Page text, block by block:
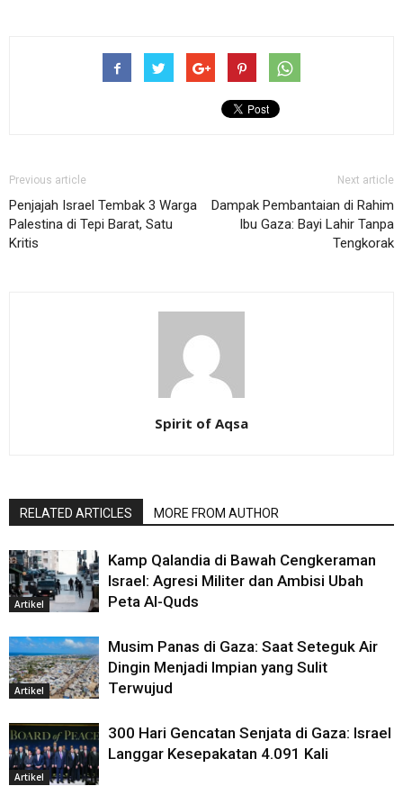
Previous article
Penjajah Israel Tembak 3 Warga
Palestina di Tepi Barat, Satu
Kritis
Next article
Dampak Pembantaian di Rahim
Ibu Gaza: Bayi Lahir Tanpa
Tengkorak
Spirit of Aqsa
RELATED ARTICLES MORE FROM AUTHOR
Artikel
Kamp Qalandia di Bawah Cengkeraman
Israel: Agresi Militer dan Ambisi Ubah
Peta Al-Quds
Artikel
Musim Panas di Gaza: Saat Seteguk Air
Dingin Menjadi Impian yang Sulit
Terwujud
Artikel
300 Hari Gencatan Senjata di Gaza: Israel
Langgar Kesepakatan 4.091 Kali